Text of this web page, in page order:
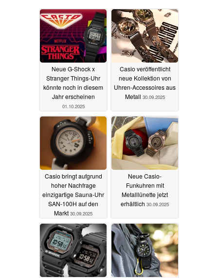
Neue G-Shock x
Stranger Things-Uhr
könnte noch in diesem
Jahr erscheinen
01.10.2025
Casio veröffentlicht
neue Kollektion von
Uhren-Accessoires aus
Metall 30.09.2025
Casio bringt aufgrund
hoher Nachfrage
einzigartige Sauna-Uhr
SAN-100H auf den
Markt 30.09.2025
Neue Casio-
Funkuhren mit
Metalllünette jetzt
erhältlich 30.09.2025